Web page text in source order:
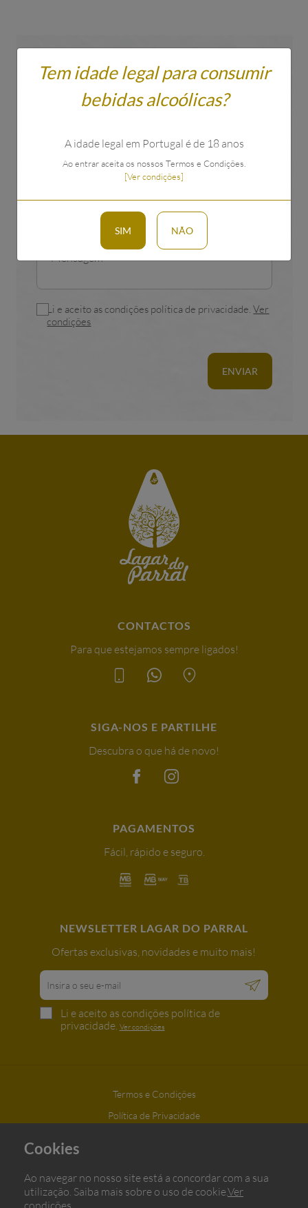
Pedido de informações sobre o
produto
Use o formulário para expor as suas dúvidas,
Li e aceito as condições política de privacidade.Ver
condições
ENVIAR
CONTACTOS
Para que estejamos sempre ligados!
SIGA-NOS E PARTILHE
Descubra o que há de novo!
PAGAMENTOS
Fácil, rápido e seguro.
NEWSLETTER LAGAR DO PARRAL
Ofertas exclusivas, novidades e muito mais!
Li e aceito as condições política de
privacidade. Ver condições
Azeites do Parral © Todos os direitos reservados | Desenvolvido
por
BOMSITE
Termos e Condições
Política de Privacidade
Cofinanciado por:
Cookies
Ao navegar no nosso site está a concordar com a sua
utilização. Saiba mais sobre o uso de cookie.Ver
condições
Tem idade legal para consumir
bebidas alcoólicas?
A idade legal em Portugal é de 18 anos
Ao entrar aceita os nossos Termos e Condições.
[Ver condições]
SIM NÃO